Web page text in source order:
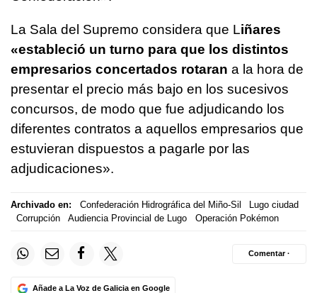
La Sala del Supremo considera que Liñares
«estableció un turno para que los distintos
empresarios concertados rotaran a la hora de
presentar el precio más bajo en los sucesivos
concursos, de modo que fue adjudicando los
diferentes contratos a aquellos empresarios que
estuvieran dispuestos a pagarle por las
adjudicaciones».
Archivado en: Confederación Hidrográfica del Miño-Sil
Lugo ciudad
Corrupción
Audiencia Provincial de Lugo Operación Pokémon
Añade a La Voz de Galicia en Google
Comentar ·